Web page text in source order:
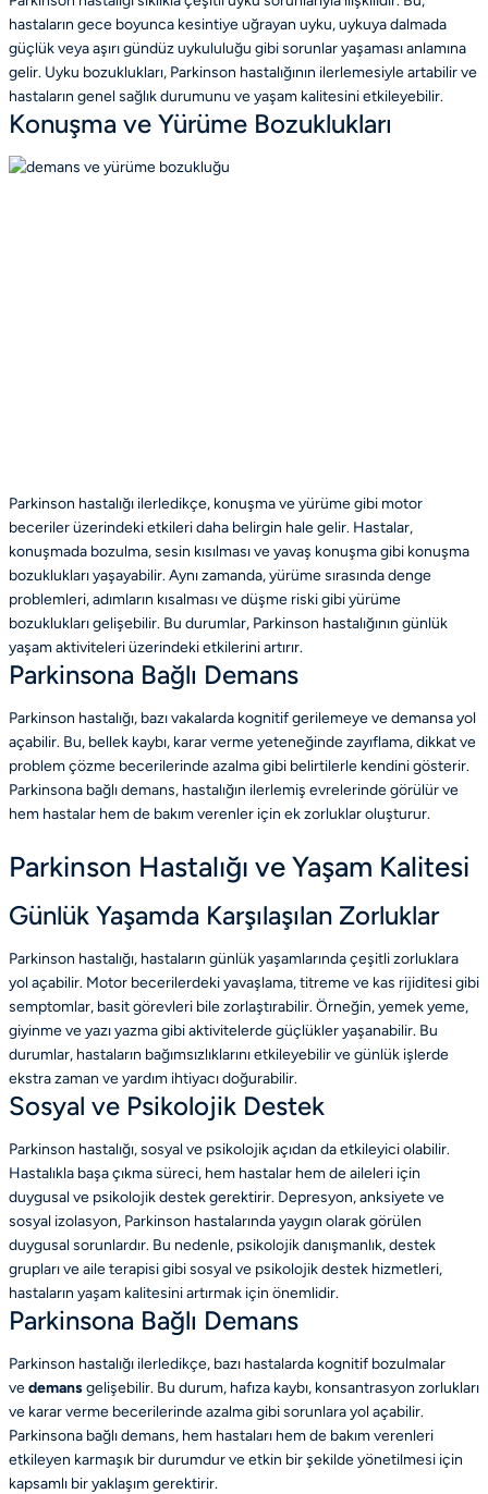
hastaların gece boyunca kesintiye uğrayan uyku, uykuya dalmada
güçlük veya aşırı gündüz uykululuğu gibi sorunlar yaşaması anlamına
gelir. Uyku bozuklukları, Parkinson hastalığının ilerlemesiyle artabilir ve
hastaların genel sağlık durumunu ve yaşam kalitesini etkileyebilir.
Konuşma ve Yürüme Bozuklukları
Parkinson hastalığı ilerledikçe, konuşma ve yürüme gibi motor
beceriler üzerindeki etkileri daha belirgin hale gelir. Hastalar,
konuşmada bozulma, sesin kısılması ve yavaş konuşma gibi konuşma
bozuklukları yaşayabilir. Aynı zamanda, yürüme sırasında denge
problemleri, adımların kısalması ve düşme riski gibi yürüme
bozuklukları gelişebilir. Bu durumlar, Parkinson hastalığının günlük
yaşam aktiviteleri üzerindeki etkilerini artırır.
Parkinsona Bağlı Demans
Parkinson hastalığı, bazı vakalarda kognitif gerilemeye ve demansa yol
açabilir. Bu, bellek kaybı, karar verme yeteneğinde zayıflama, dikkat ve
problem çözme becerilerinde azalma gibi belirtilerle kendini gösterir.
Parkinsona bağlı demans, hastalığın ilerlemiş evrelerinde görülür ve
hem hastalar hem de bakım verenler için ek zorluklar oluşturur.
Parkinson Hastalığı ve Yaşam Kalitesi
Günlük Yaşamda Karşılaşılan Zorluklar
Parkinson hastalığı, hastaların günlük yaşamlarında çeşitli zorluklara
yol açabilir. Motor becerilerdeki yavaşlama, titreme ve kas rijiditesi gibi
semptomlar, basit görevleri bile zorlaştırabilir. Örneğin, yemek yeme,
giyinme ve yazı yazma gibi aktivitelerde güçlükler yaşanabilir. Bu
durumlar, hastaların bağımsızlıklarını etkileyebilir ve günlük işlerde
ekstra zaman ve yardım ihtiyacı doğurabilir.
Sosyal ve Psikolojik Destek
Parkinson hastalığı, sosyal ve psikolojik açıdan da etkileyici olabilir.
Hastalıkla başa çıkma süreci, hem hastalar hem de aileleri için
duygusal ve psikolojik destek gerektirir. Depresyon, anksiyete ve
sosyal izolasyon, Parkinson hastalarında yaygın olarak görülen
duygusal sorunlardır. Bu nedenle, psikolojik danışmanlık, destek
grupları ve aile terapisi gibi sosyal ve psikolojik destek hizmetleri,
hastaların yaşam kalitesini artırmak için önemlidir.
Parkinsona Bağlı Demans
Parkinson hastalığı ilerledikçe, bazı hastalarda kognitif bozulmalar
vedemansgelişebilir. Bu durum, hafıza kaybı, konsantrasyon zorlukları
ve karar verme becerilerinde azalma gibi sorunlara yol açabilir.
Parkinsona bağlı demans, hem hastaları hem de bakım verenleri
etkileyen karmaşık bir durumdur ve etkin bir şekilde yönetilmesi için
kapsamlı bir yaklaşım gerektirir.